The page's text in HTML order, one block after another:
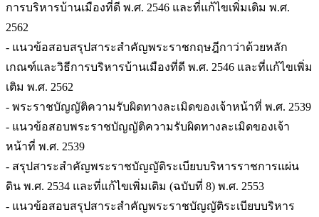
การบริหารบ้านเมืองที่ดี พ.ศ. 2546 และที่แก้ไขเพิ่มเติม พ.ศ.
2562
- แนวข้อสอบสรุปสาระสำคัญพระราชกฤษฎีกาว่าด้วยหลัก
เกณฑ์และวิธีการบริหารบ้านเมืองที่ดี พ.ศ. 2546 และที่แก้ไขเพิ่ม
เติม พ.ศ. 2562
- พระราชบัญญัติความรับผิดทางละเมิดของเจ้าหน้าที่ พ.ศ. 2539
- แนวข้อสอบพระราชบัญญัติความรับผิดทางละเมิดของเจ้า
หน้าที่ พ.ศ. 2539
- สรุปสาระสำคัญพระราชบัญญัติระเบียบบริหารราชการแผ่น
ดิน พ.ศ. 2534 และที่แก้ไขเพิ่มเติม (ฉบับที่ 8) พ.ศ. 2553
- แนวข้อสอบสรุปสาระสำคัญพระราชบัญญัติระเบียบบริหาร